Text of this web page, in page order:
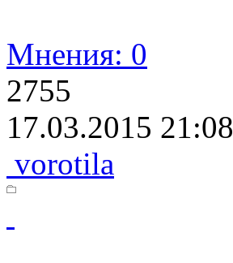
Мнения: 0
2755
17.03.2015 21:08
vorotila